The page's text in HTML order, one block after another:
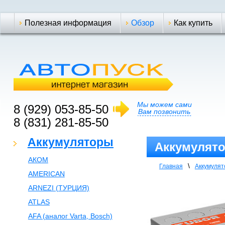
Полезная информация Обзор Как купить
8 (929) 053-85-50
8 (831) 281-85-50
Мы можем сами
Вам позвонить
Аккумуляторы
АКОМ
AMERICAN
ARNEZI (ТУРЦИЯ)
ATLAS
AFA (аналог Varta, Bosch)
Главная \